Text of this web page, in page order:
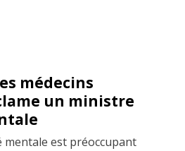
médecins
un ministre
est préoccupant